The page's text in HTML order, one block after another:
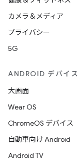
カメラ＆メディア
プライバシー
5G
ANDROID デバイス
大画面
Wear OS
ChromeOS デバイス
自動車向け Android
Android TV